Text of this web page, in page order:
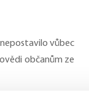
nepostavilo vůbec
občanům ze